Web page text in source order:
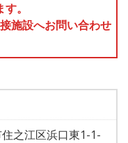
。
施設へお問い合わせ
之江区浜口東1-1-